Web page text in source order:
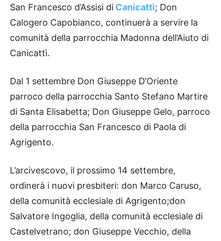
San Francesco d’Assisi di Canicattì; Don
Calogero Capobianco, continuerà a servire la
comunità della parrocchia Madonna dell’Aiuto di
Canicattì.
Dal 1 settembre Don Giuseppe D’Oriente
parroco della parrocchia Santo Stefano Martire
di Santa Elisabetta; Don Giuseppe Gelo, parroco
della parrocchia San Francesco di Paola di
Agrigento.
L’arcivescovo, il prossimo 14 settembre,
ordinerà i nuovi presbiteri: don Marco Caruso,
della comunità ecclesiale di Agrigento;don
Salvatore Ingoglia, della comunità ecclesiale di
Castelvetrano; don Giuseppe Vecchio, della